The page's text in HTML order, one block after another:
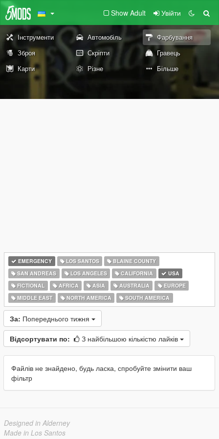
Show Adult Увійти
Інструменти Автомобіль
Фарбування
Зброя
Скріпти
Гравець
Карти
Різне Більше
EMERGENCY LOS SANTOS
BLAINE COUNTY
SAN ANDREAS
LOS ANGELES CALIFORNIA
USA
FICTIONAL
AFRICA ASIA AUSTRALIA
EUROPE
MIDDLE EAST
NORTH AMERICA SOUTH AMERICA
За: Попереднього тижня
Відсортувати по: З найбільшою кількістю лайків
Файлів не знайдено, будь ласка, спробуйте змінити ваш
фільтр
Designed in Alderney
Made in Los Santos